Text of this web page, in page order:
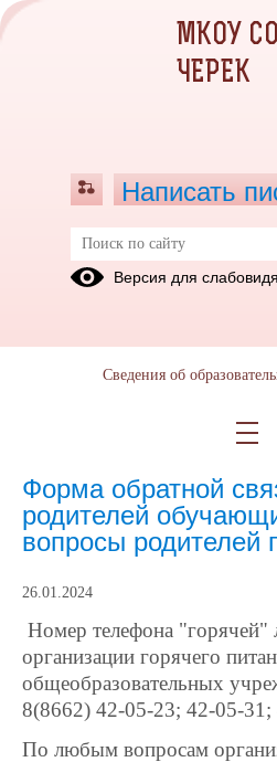
Питание
по
Форма обратной
родителей
вопросы родителей
26.01.2024
Номер телефона "горячей"
организации горячего
общеобразовательных
8(8662) 42-05-23; 42-05-
По любым вопросам
МКОУ
ЧЕРЕК
Написать
Версия для
Сведения об